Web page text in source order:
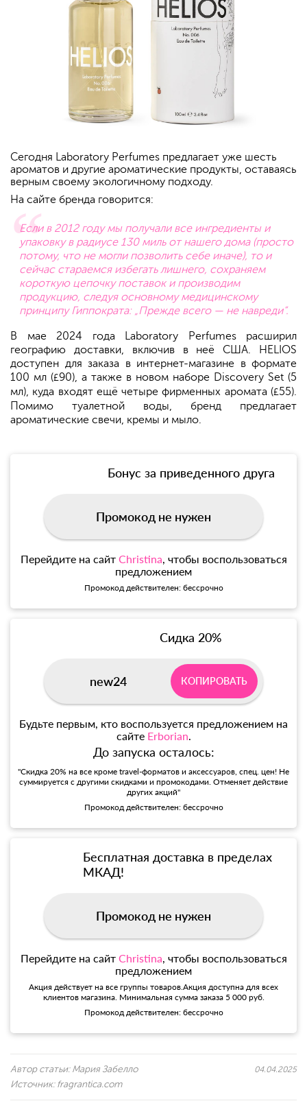
Сегодня Laboratory Perfumes предлагает уже шесть
ароматов и другие ароматические продукты, оставаясь
верным своему экологичному подходу.
На сайте бренда говорится:
Если в 2012 году мы получали все ингредиенты и
упаковку в радиусе 130 миль от нашего дома (просто
потому, что не могли позволить себе иначе), то и
сейчас стараемся избегать лишнего, сохраняем
короткую цепочку поставок и производим
продукцию, следуя основному медицинскому
принципу Гиппократа: „Прежде всего — не навреди“.
В мае 2024 года Laboratory Perfumes расширил
географию доставки, включив в неё США. HELIOS
доступен для заказа в интернет-магазине в формате
100 мл (£90), а также в новом наборе Discovery Set (5
мл), куда входят ещё четыре фирменных аромата (£55).
Помимо туалетной воды, бренд предлагает
ароматические свечи, кремы и мыло.
Бонус за приведенного друга
Промокод не нужен
Перейдите на сайт Christina, чтобы воспользоваться
предложением
Промокод действителен: бессрочно
Сидка 20%
new24 КОПИРОВАТЬ
Будьте первым, кто воспользуется предложением на
сайте Erborian.
До запуска осталось:
"Скидка 20% на все кроме travel-форматов и аксессуаров, спец. цен! Не
суммируется с другими скидками и промокодами. Отменяет действие
других акций"
Промокод действителен: бессрочно
Бесплатная доставка в пределах
МКАД!
Промокод не нужен
Перейдите на сайт Christina, чтобы воспользоваться
предложением
Акция действует на все группы товаров.Акция доступна для всех
клиентов магазина. Минимальная сумма заказа 5 000 руб.
Промокод действителен: бессрочно
Автор статьи: Мария Забелло
Источник: fragrantica.com
04.04.2025